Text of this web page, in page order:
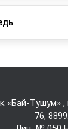
Tушум» ,
76, 8899.